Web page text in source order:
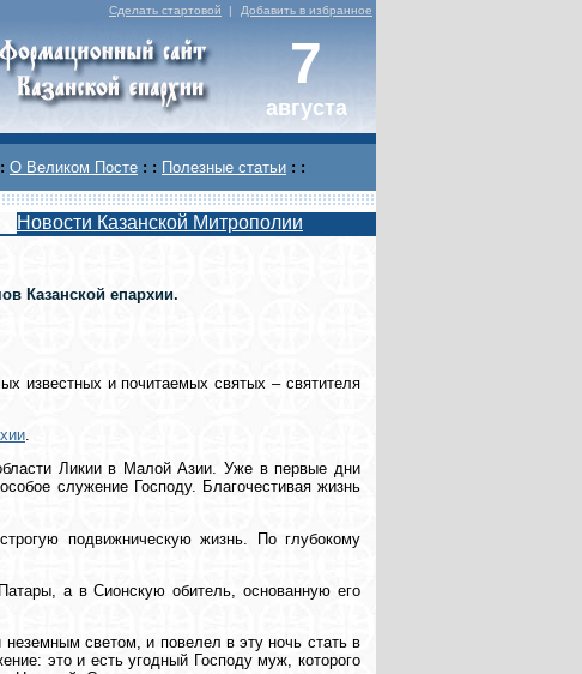
Сделать стартовой | Добавить в избранное
7
августа
О Великом Посте : : Полезные статьи : :
Новости Казанской Митрополии
Казанской епархии.
известных и почитаемых святых – святителя
Ликии в Малой Азии. Уже в первые дни
служение Господу. Благочестивая жизнь
подвижническую жизнь. По глубокому
а в Сионскую обитель, основанную его
светом, и повелел в эту ночь стать в
это и есть угодный Господу муж, которого